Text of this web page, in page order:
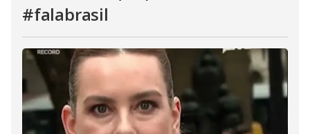
#falabrasil